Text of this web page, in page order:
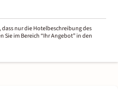
nur die Hotelbeschreibung des
im Bereich “Ihr Angebot” in den